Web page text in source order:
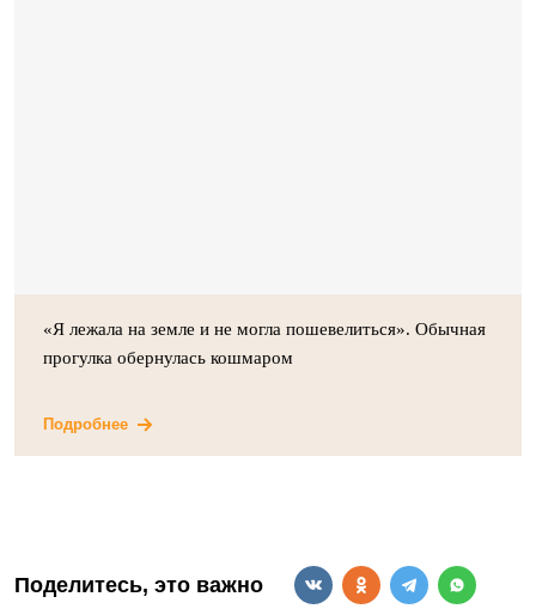
«Я лежала на земле и не могла пошевелиться». Обычная
прогулка обернулась кошмаром
Подробнее
Поделитесь, это важно